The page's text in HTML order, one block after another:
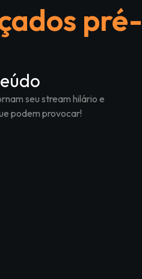
pré-
seu stream hilário e
podem provocar!